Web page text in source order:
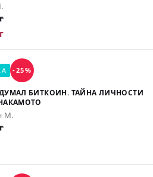
-25%
БИТКОИН. ТАЙНА ЛИЧНОСТИ
М.